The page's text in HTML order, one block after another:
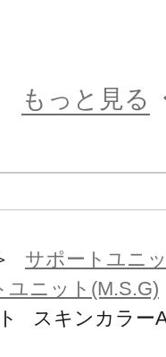
もっと見る
サポートユニ
ユニット(M.S.G)
スキンカラー